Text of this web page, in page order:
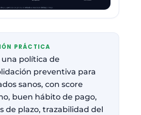
PRÁCTICA
una política de
preventiva para
sanos, con score
buen hábito de pago,
de plazo, trazabilidad del